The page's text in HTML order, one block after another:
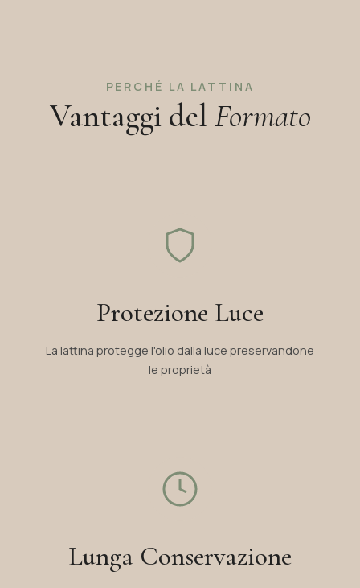
PERCHÉ LA LATTINA
Vantaggi del Formato
Protezione Luce
La lattina protegge l'olio dalla luce preservandone
le proprietà
Lunga Conservazione